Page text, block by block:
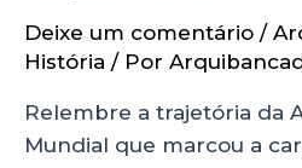
Deixe um comentário /
História / Por
Relembre a trajetória da
Mundial que marcou a